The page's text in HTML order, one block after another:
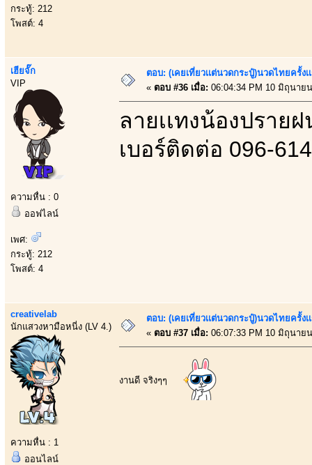
กระทู้: 212
โพสต์: 4
เฮียจั๊ก
VIP
ความหื่น : 0
ออฟไลน์
เพศ:
กระทู้: 212
โพสต์: 4
ตอบ: (เคยเที่ยวเเต่นวดกระปู๋)นวดไทยครั้ง
« ตอบ #36 เมื่อ: 06:04:34 PM 10 มิถุนาย
ลายเเทงน้องปราย
เบอร์ติดต่อ 096-
creativelab
นักแสวงหามือหนี่ง (LV 4.)
ความหื่น : 1
ออนไลน์
ตอบ: (เคยเที่ยวเเต่นวดกระปู๋)นวดไทยครั้ง
« ตอบ #37 เมื่อ: 06:07:33 PM 10 มิถุนาย
งานดี จริงๆๆ